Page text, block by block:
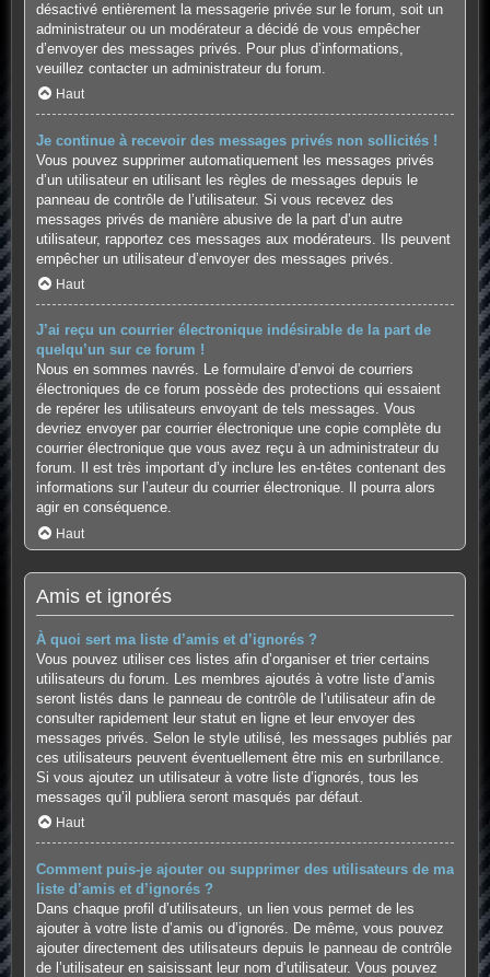
désactivé entièrement la messagerie privée sur le forum, soit un
administrateur ou un modérateur a décidé de vous empêcher
d’envoyer des messages privés. Pour plus d’informations,
veuillez contacter un administrateur du forum.
Haut
Je continue à recevoir des messages privés non sollicités !
Vous pouvez supprimer automatiquement les messages privés
d’un utilisateur en utilisant les règles de messages depuis le
panneau de contrôle de l’utilisateur. Si vous recevez des
messages privés de manière abusive de la part d’un autre
utilisateur, rapportez ces messages aux modérateurs. Ils peuvent
empêcher un utilisateur d’envoyer des messages privés.
Haut
J’ai reçu un courrier électronique indésirable de la part de
quelqu’un sur ce forum !
Nous en sommes navrés. Le formulaire d’envoi de courriers
électroniques de ce forum possède des protections qui essaient
de repérer les utilisateurs envoyant de tels messages. Vous
devriez envoyer par courrier électronique une copie complète du
courrier électronique que vous avez reçu à un administrateur du
forum. Il est très important d’y inclure les en-têtes contenant des
informations sur l’auteur du courrier électronique. Il pourra alors
agir en conséquence.
Haut
Amis et ignorés
À quoi sert ma liste d’amis et d’ignorés ?
Vous pouvez utiliser ces listes afin d’organiser et trier certains
utilisateurs du forum. Les membres ajoutés à votre liste d’amis
seront listés dans le panneau de contrôle de l’utilisateur afin de
consulter rapidement leur statut en ligne et leur envoyer des
messages privés. Selon le style utilisé, les messages publiés par
ces utilisateurs peuvent éventuellement être mis en surbrillance.
Si vous ajoutez un utilisateur à votre liste d’ignorés, tous les
messages qu’il publiera seront masqués par défaut.
Haut
Comment puis-je ajouter ou supprimer des utilisateurs de ma
liste d’amis et d’ignorés ?
Dans chaque profil d’utilisateurs, un lien vous permet de les
ajouter à votre liste d’amis ou d’ignorés. De même, vous pouvez
ajouter directement des utilisateurs depuis le panneau de contrôle
de l’utilisateur en saisissant leur nom d’utilisateur. Vous pouvez